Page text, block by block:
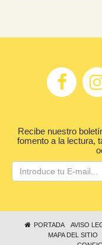
Recibe nuestro
fomento a la lectura,
PORTADA AVISO
MAPA DEL SITIO